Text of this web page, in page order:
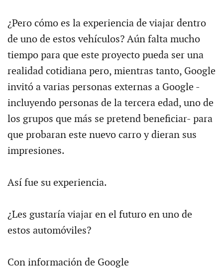
¿Pero cómo es la experiencia de viajar dentro
de uno de estos vehículos? Aún falta mucho
tiempo para que este proyecto pueda ser una
realidad cotidiana pero, mientras tanto, Google
invitó a varias personas externas a Google -
incluyendo personas de la tercera edad, uno de
los grupos que más se pretend beneficiar- para
que probaran este nuevo carro y dieran sus
impresiones.
Así fue su experiencia.
¿Les gustaría viajar en el futuro en uno de
estos automóviles?
Con información de Google